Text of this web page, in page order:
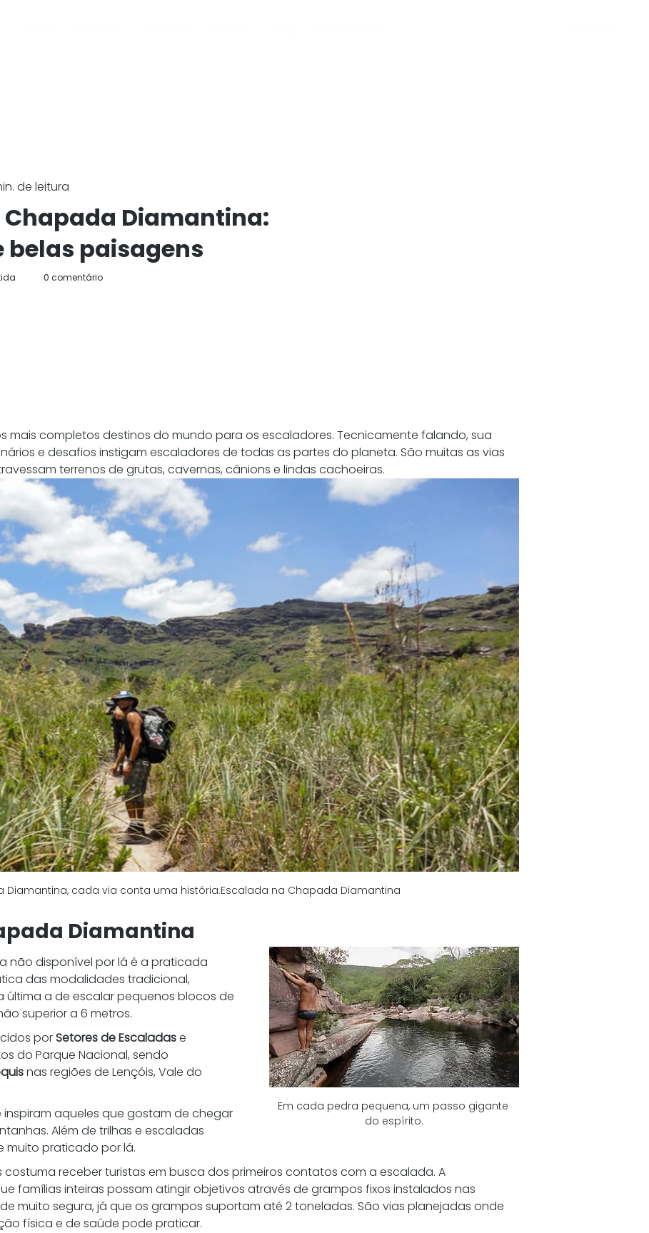
de leitura
Chapada Diamantina:
belas paisagens
0 comentário
mais completos destinos do mundo para os escaladores. Tecnicamente falando, sua
e desafios instigam escaladores de todas as partes do planeta. São muitas as vias
terrenos de grutas, cavernas, cânions e lindas cachoeiras.
Diamantina, cada via conta uma história.Escalada na Chapada Diamantina
Diamantina
Em cada pedra pequena, um passo gigante
do espírito.
não disponível por lá é a praticada
das modalidades tradicional,
última a de escalar pequenos blocos de
superior a 6 metros.
por Setores de Escaladas e
do Parque Nacional, sendo
nas regiões de Lençóis, Vale do
aqueles que gostam de chegar
Além de trilhas e escaladas
muito praticado por lá.
costuma receber turistas em busca dos primeiros contatos com a escalada. A
famílias inteiras possam atingir objetivos através de grampos fixos instalados nas
muito segura, já que os grampos suportam até 2 toneladas. São vias planejadas onde
física e de saúde pode praticar.